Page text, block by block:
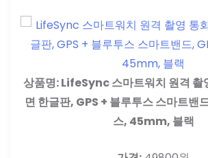
상품명: LifeSync 스마트워치 원격 촬
면 한글판, GPS + 블루투스 스마트밴
스, 45mm, 블랙